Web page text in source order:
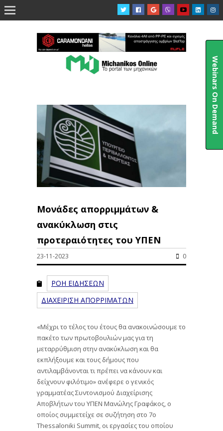

Μονάδες απορριμμάτων &
ανακύκλωση στις
προτεραιότητες του ΥΠΕΝ
23-11-2023 0
ΡΟΗ ΕΙΔΗΣΕΩΝ
ΔΙΑΧΕΙΡΙΣΗ ΑΠΟΡΡΙΜΑΤΩΝ
«Μέχρι το τέλος του έτους θα ανακοινώσουμε το
πακέτο των πρωτοβουλιών μας για τη
μεταρρύθμιση στην ανακύκλωση και θα
εκπλήξουμε και τους δήμους που
αντιλαμβάνονται τι πρέπει να κάνουν και
δείχνουν φιλότιμο» ανέφερε ο γενικός
γραμματέας Συντονισμού Διαχείρισης
Αποβλήτων του ΥΠΕΝ Μανώλης Γραφάκος, ο
οποίος συμμετείχε σε συζήτηση στο 7o
Thessaloniki Summit, οι εργασίες του οποίου
Webinars On Demand